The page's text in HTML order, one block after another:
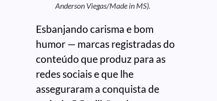
Anderson Viegas/Made in MS).
Esbanjando carisma e bom
humor — marcas registradas do
conteúdo que produz para as
redes sociais e que lhe
asseguraram a conquista de